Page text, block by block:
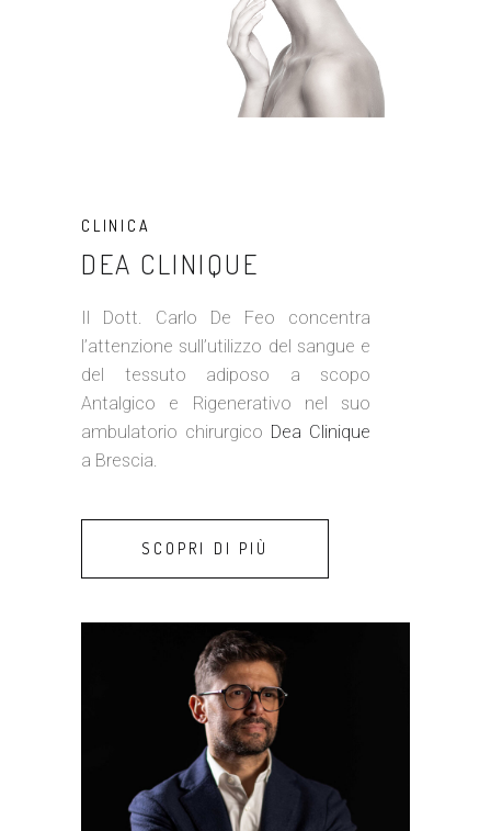
CLINICA
DEA CLINIQUE
Il Dott. Carlo De Feo concentra
l’attenzione sull’utilizzo del sangue e
del tessuto adiposo a scopo
Antalgico e Rigenerativo nel suo
ambulatorio chirurgico Dea Clinique
a Brescia.
SCOPRI DI PIÙ